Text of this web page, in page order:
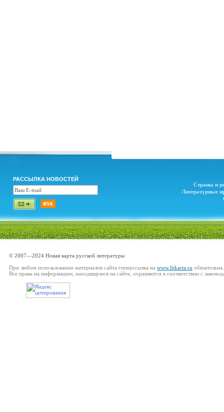
РАССЫЛКА НОВОСТЕЙ
Страны и
Литературные
© 2007—2024 Новая карта русской литературы
При любом использовании материалов сайта гиперссылка на www.litkarta.ru обязательна.
Все права на информацию, находящуюся на сайте, охраняются в соответствии с